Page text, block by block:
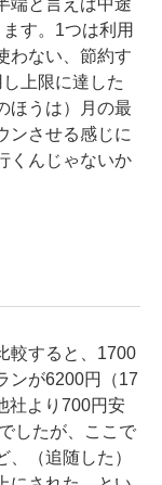
端と言えば中途
す。1つは利用
わない、節約す
上限に達した
ほうは）月の最
ンさせる感じに
くんじゃないか
較すると、1700
ンが6200円（17
社より700円安
したが、ここで
（追随した）